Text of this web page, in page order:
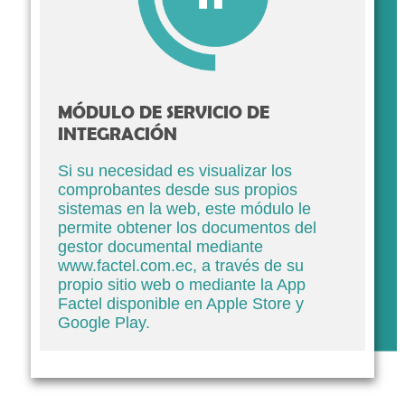
MÓDULO DE SERVICIO DE
INTEGRACIÓN
Si su necesidad es visualizar los
comprobantes desde sus propios
sistemas en la web, este módulo le
permite obtener los documentos del
gestor documental mediante
www.factel.com.ec, a través de su
propio sitio web o mediante la App
Factel disponible en Apple Store y
Google Play.